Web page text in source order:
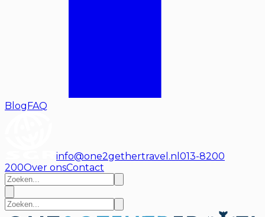
BlogFAQ
info@one2gethertravel.nl 013-8200
200Over onsContact